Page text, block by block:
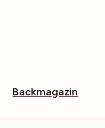
Backmagazin